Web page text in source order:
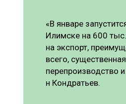
«В январе
Илимске на 600
на экспорт,
всего,
перепроизводство
н Кондратьев.